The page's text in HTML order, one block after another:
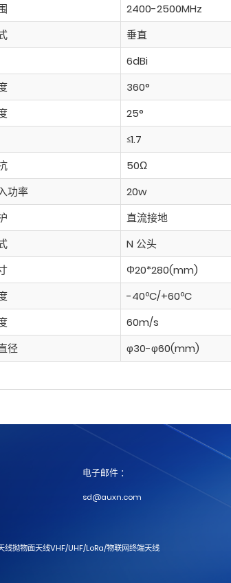
2400-2500MHz
垂直
6dBi
360°
25°
≤1.7
50Ω
功率
20w
直流接地
N 公头
Φ20*280(mm)
-40ºC/+60ºC
60m/s
径
φ30-φ60(mm)
电子邮件 ：
sd@auxn.com
线抛物面天线VHF/UHF/LoRa/物联网终端天线